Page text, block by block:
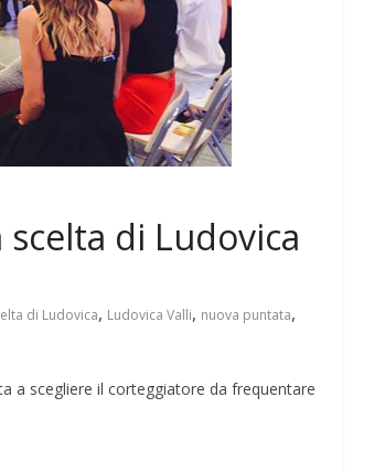
di Ludovica
di Ludovica, Ludovica Valli, nuova puntata,
a scegliere il corteggiatore da frequentare